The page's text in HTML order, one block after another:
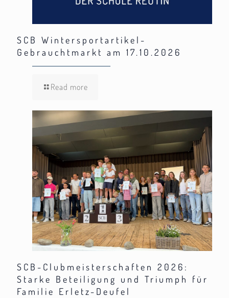
SCB Wintersportartikel-
Gebrauchtmarkt am 17.10.2026
Read more
SCB-Clubmeisterschaften 2026:
Starke Beteiligung und Triumph für
Familie Erletz-Deufel